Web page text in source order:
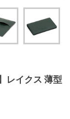
レイクス 薄型